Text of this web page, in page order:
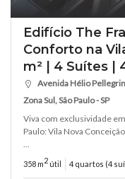
Edifício The
Conforto na
m² | 4 Suítes |
Avenida Hélio
Zona Sul, São Paulo - SP
Viva com exclusividade
Paulo: Vila Nova
...
358 m2 útil 4 quartos (4